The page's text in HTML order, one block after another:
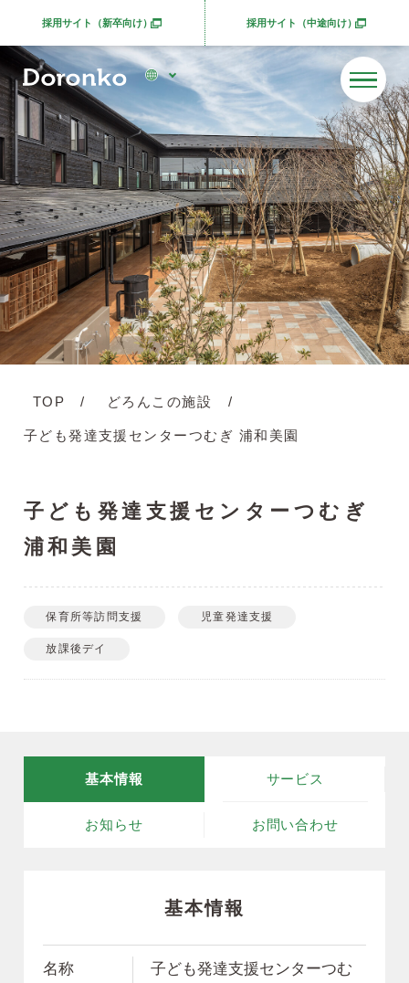
採用サイト（新卒向け）別ウィンドウで開きます 採用サイト（中途向け）別ウィンドウで開きま
TOP どろんこの施設
子ども発達支援センターつむぎ 浦和美園
子ども発達支援センターつむぎ
浦和美園
保育所等訪問支援 児童発達支援
放課後デイ
基本情報 サービス
お知らせ お問い合わせ
基本情報
名称
子ども発達支援センターつむ